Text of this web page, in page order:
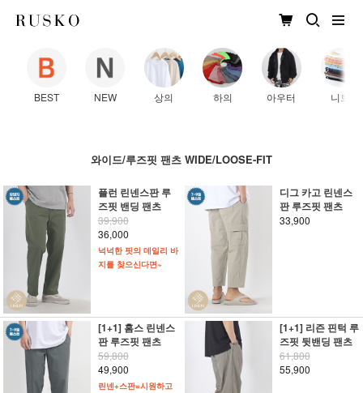
BEST NEW 상의 하의 아우터 니트
와이드/루즈핏 팬츠 WIDE/LOOSE-FIT
플런 린넨스판 루
즈핏 밴딩 팬츠
39,900
36,000
넉넉한 핏의 데일리 바
지를 찾으신다면~
디그 카고 린넨스
판 루즈핏 팬츠
33,900
[1+1] 홈스 린넨스
판 루즈핏 팬츠
59,800
49,900
린넨+스판=시원하고
[1+1] 리즌 핀턱 루
즈핏 뒷밴딩 팬츠
61,800
55,900